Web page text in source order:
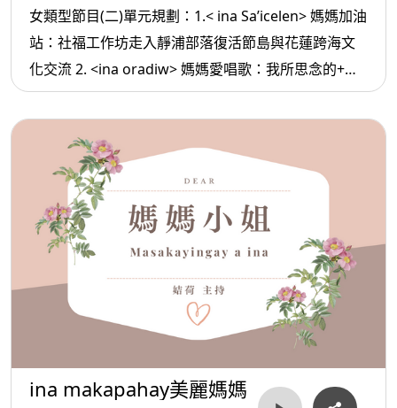
女類型節目(二)單元規劃：1.< ina Sa’icelen> 媽媽加油
站：社福工作坊走入靜浦部落復活節島與花蓮跨海文
化交流 2. <ina oradiw> 媽媽愛唱歌：我所思念的+排
灣聖詩 3.< ina Masa’sa >媽媽放輕鬆:孩子買房子別把
自己養老金花光
ina makapahay美麗媽媽